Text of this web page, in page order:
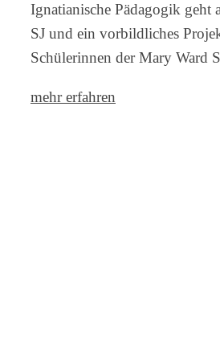
Ignatianische Pädagogik geht
SJ und ein vorbildliches
Schülerinnen der Mary Ward
mehr erfahren